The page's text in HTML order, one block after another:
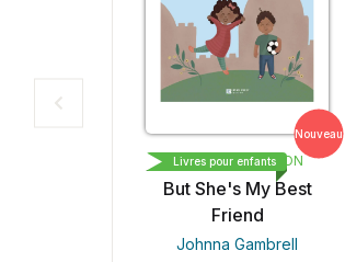
LIVRE PLUS EDITION
But She's My Best
Friend
Johnna Gambrell
Nouveau
Livres pour enfants